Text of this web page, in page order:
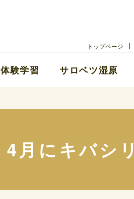
トップページ
体験学習 サロベツ湿原
4月にキバシリ